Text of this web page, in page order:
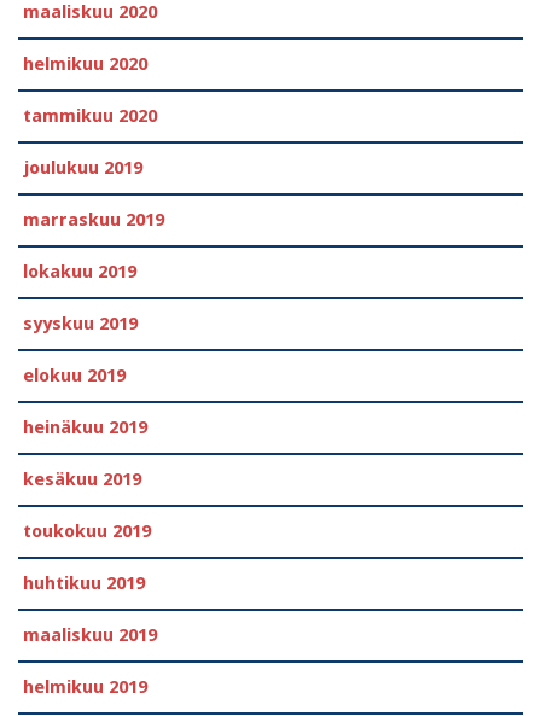
maaliskuu 2020
helmikuu 2020
tammikuu 2020
joulukuu 2019
marraskuu 2019
lokakuu 2019
syyskuu 2019
elokuu 2019
heinäkuu 2019
kesäkuu 2019
toukokuu 2019
huhtikuu 2019
maaliskuu 2019
helmikuu 2019